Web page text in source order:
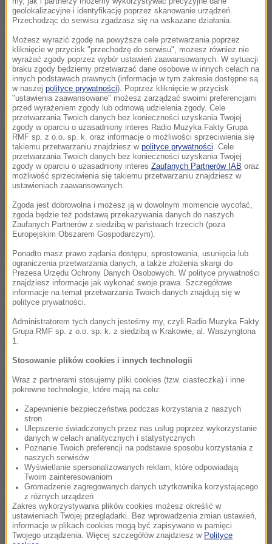
czerwoni jeszcze nigdy nie wygrali na rumuńskiej
ziemi w meczu o punkty (84 lata temu Polska wygrała
w Bukareszcie 5:0 w meczu towarzyskim). Statystyki
również działają na naszą niekorzyść: na 35 meczów,
nasi piłkarze wygrali zaledwie pięć spotkań z
"Tricolorii".
W poprzednich spotkaniach podopieczni Adama
Nawałki nieoczekiwanie zremisowali z
Kazachstanem, oraz wygrali z Danią i Armenią. Choć
w tabeli nasza drużyna ma 7 punktów i zajmuje
drugie miejsce, kibice do końca musieli drżeć o
końcowy wynik, a piłkarze po ostatnim gwizdku robili
To będzie również pierwszy mecz po tzw. "aferze
alkoholowej". Adam Nawałka i Zbigniew Boniek
zapewnili, że wszystko zostało wyjaśnione
wewnątrz reprezentacji i o żadnym kryzysie nie ma
już mowy.
listopada. W tym samym czasie w wielu miejscach
w Polsce wystartują Biegi Niepodległości. W
Krakowie uczestnicy będą mieli do pokonania 11
kilometrów (start i meta na krakowskich błoniach), a
zapisywać się można za pośrednictwem strony
internetowej. Największa tego typu impreza
odbędzie się w Warszawie - tam Bieg Niepodległości
wystartuje po raz 28. Pierwszy strzał na ulicy Jana
Pawła II punktualnie o 11:11. Biegi organizowane są
geolokalizacyjne i identyfikację poprzez skanowanie urządzeń.
Przechodząc do serwisu zgadzasz się na wskazane działania.
Możesz wyrazić zgodę na powyższe cele przetwarzania poprzez
kliknięcie w przycisk "przechodzę do serwisu", możesz również nie
wyrażać zgody poprzez wybór ustawień zaawansowanych. W sytuacji
braku zgody będziemy przetwarzać dane osobowe w innych celach na
innych podstawach prawnych (informacje w tym zakresie dostępne są
w naszej polityce prywatności). Poprzez kliknięcie w przycisk
"ustawienia zaawansowane" możesz zarządzać swoimi preferencjami
przed wyrażeniem zgody lub odmową udzielenia zgody. Cele
przetwarzania Twoich danych bez konieczności uzyskania Twojej
zgody w oparciu o uzasadniony interes Radio Muzyka Fakty Grupa
RMF sp. z o.o. sp. k. oraz informacje o możliwości sprzeciwienia się
takiemu przetwarzaniu znajdziesz w polityce prywatności. Cele
przetwarzania Twoich danych bez konieczności uzyskania Twojej
zgody w oparciu o uzasadniony interes Zaufanych Partnerów IAB oraz
możliwość sprzeciwienia się takiemu przetwarzaniu znajdziesz w
ustawieniach zaawansowanych.
Zgoda jest dobrowolna i możesz ją w dowolnym momencie wycofać,
zgoda będzie też podstawą przekazywania danych do naszych
Zaufanych Partnerów z siedzibą w państwach trzecich (poza
Europejskim Obszarem Gospodarczym).
Ponadto masz prawo żądania dostępu, sprostowania, usunięcia lub
ograniczenia przetwarzania danych, a także złożenia skargi do
Prezesa Urzędu Ochrony Danych Osobowych. W polityce prywatności
znajdziesz informacje jak wykonać swoje prawa. Szczegółowe
informacje na temat przetwarzania Twoich danych znajdują się w
polityce prywatności.
Administratorem tych danych jesteśmy my, czyli Radio Muzyka Fakty
Grupa RMF sp. z o.o. sp. k. z siedzibą w Krakowie, al. Waszyngtona
1.
Stosowanie plików cookies i innych technologii
Wraz z partnerami stosujemy pliki cookies (tzw. ciasteczka) i inne
pokrewne technologie, które mają na celu:
Zapewnienie bezpieczeństwa podczas korzystania z naszych
stron
Ulepszenie świadczonych przez nas usług poprzez wykorzystanie
danych w celach analitycznych i statystycznych
Poznanie Twoich preferencji na podstawie sposobu korzystania z
naszych serwisów
Wyświetlanie spersonalizowanych reklam, które odpowiadają
Twoim zainteresowaniom
Gromadzenie zagregowanych danych użytkownika korzystającego
z różnych urządzeń
Zakres wykorzystywania plików cookies możesz określić w
ustawieniach Twojej przeglądarki. Bez wprowadzenia zmian ustawień,
informacje w plikach cookies mogą być zapisywane w pamięci
Twojego urządzenia. Więcej szczegółów znajdziesz w Polityce